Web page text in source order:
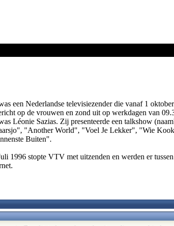
een Nederlandse televisiezender die vanaf 1
op de vrouwen en zond uit op werkdagen van
Léonie Sazias. Zij presenteerde een talkshow
"Another World", "Voel Je Lekker", "Wie
Buiten".
1996 stopte VTV met uitzenden en werden er